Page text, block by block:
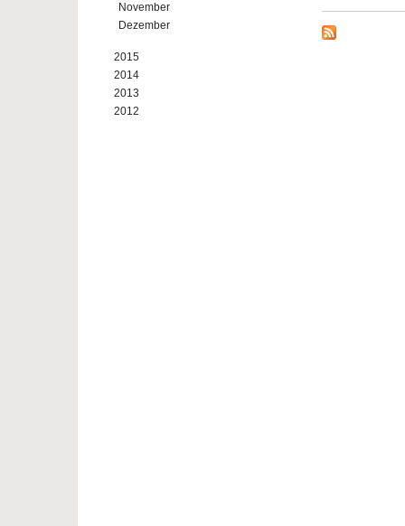
November
Dezember
2015
2014
2013
2012